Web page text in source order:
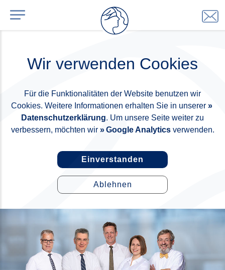
Wir verwenden Cookies
Für die Funktionalitäten der Website benutzen wir
Cookies. Weitere Informationen erhalten Sie in unserer
Datenschutzerklärung. Um unsere Seite weiter zu
verbessern, möchten wir
Google Analyticsverwenden.
Einverstanden
Ablehnen